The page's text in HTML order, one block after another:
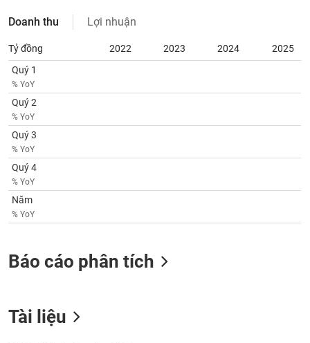
Doanh thu Lợi nhuận
Tỷ đồng 2022 2023 2024
2025
Quý 1
% YoY
Quý 2
% YoY
Quý 3
% YoY
Quý 4
% YoY
Năm
% YoY
Báo cáo phân tích
Tài liệu
Dữ
liệu
tài
chính